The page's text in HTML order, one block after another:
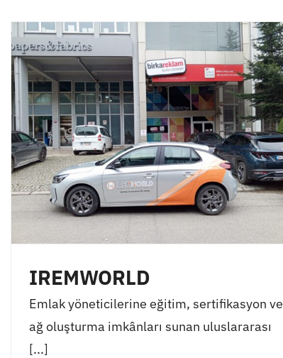
IREMWORLD
Emlak yöneticilerine eğitim, sertifikasyon ve
ağ oluşturma imkânları sunan uluslararası
[...]